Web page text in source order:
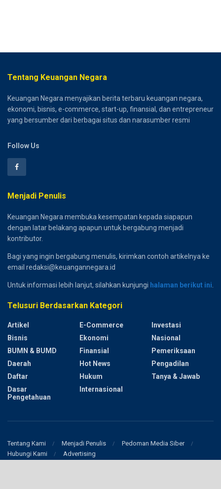
Tentang Keuangan Negara
Keuangan Negara menyajikan berita terbaru keuangan negara,
ekonomi, bisnis, e-commerce, start-up, finansial, dan entrepreneur
yang bersumber dari berbagai situs dan narasumber resmi
Follow Us
Menjadi Penulis
Keuangan Negara membuka kesempatan kepada siapapun
dengan latar belakang apapun untuk bergabung menjadi
kontributor.
Bagi yang ingin bergabung menulis, kirimkan contoh artikelnya ke
email redaksi@keuangannegara.id
Untuk informasi lebih lanjut, silahkan kunjungi halaman berikut ini
Telusuri Berdasarkan Kategori
Artikel
Bisnis
BUMN & BUMD
Daerah
Daftar
Dasar
Pengetahuan
E-Commerce
Ekonomi
Finansial
Hot News
Hukum
Internasional
Investasi
Nasional
Pemeriksaan
Pengadilan
Tanya & Jawab
Tentang Kami Menjadi Penulis
Pedoman Media Siber
Hubungi Kami
Advertising